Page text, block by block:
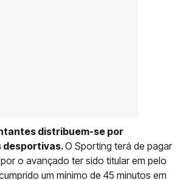
distribuem-se por
desportivas.O Sporting terá de pagar
o avançado ter sido titular em pelo
um mínimo de 45 minutos em